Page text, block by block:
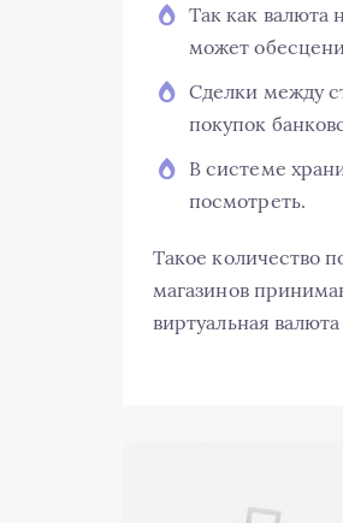
Так как валюта
может
Сделки между
покупок
В системе
посмотреть.
Такое количество
магазинов
виртуальная